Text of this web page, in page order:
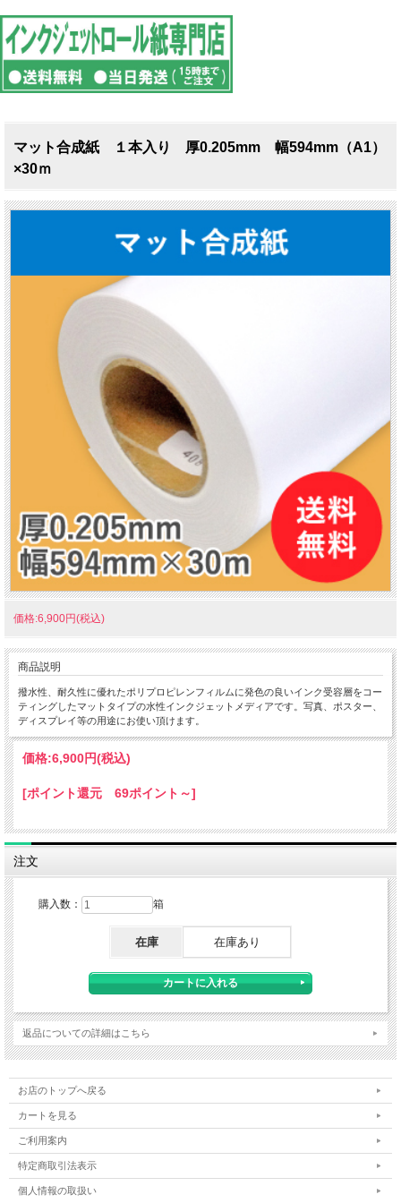
マット合成紙 １本入り 厚0.205mm 幅594mm（A1）
×30ｍ
価格:6,900円(税込)
商品説明
撥水性、耐久性に優れたポリプロピレンフィルムに発色の良いインク受容層をコー
ティングしたマットタイプの水性インクジェットメディアです。写真、ポスター、
ディスプレイ等の用途にお使い頂けます。
価格:6,900円(税込)
[ポイント還元 69ポイント～]
注文
購入数： 箱
在庫 在庫あり
返品についての詳細はこちら
お店のトップへ戻る
カートを見る
ご利用案内
特定商取引法表示
個人情報の取扱い